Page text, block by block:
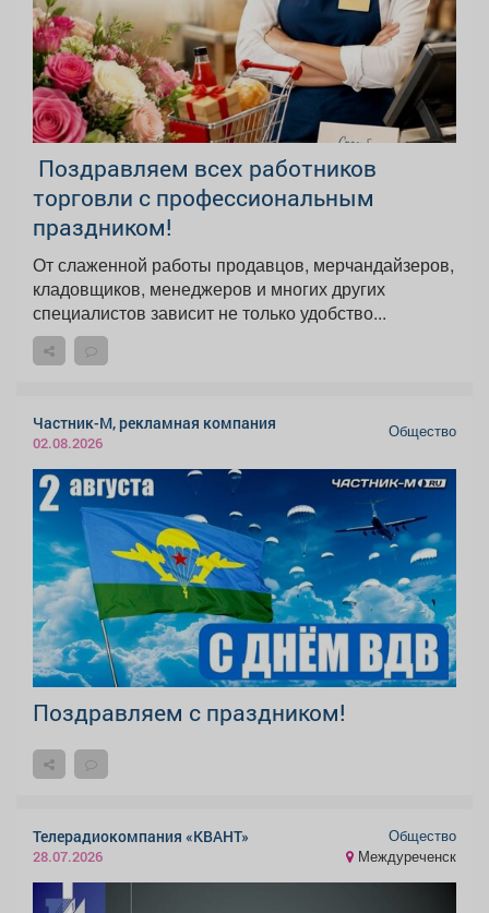
️ Поздравляем всех работников
торговли с профессиональным
праздником!
От слаженной работы продавцов, мерчандайзеров,
кладовщиков, менеджеров и многих других
специалистов зависит не только удобство...
Частник-М, рекламная компания
02.08.2026
Общество
Поздравляем с праздником!
Телерадиокомпания «КВАНТ»
28.07.2026
Общество
Междуреченск